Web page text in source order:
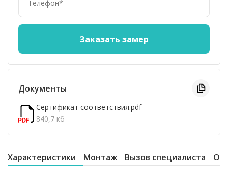
Документы
Сертификат соответствия.pdf
840,7 кб
Характеристики Монтаж Вызов специалиста